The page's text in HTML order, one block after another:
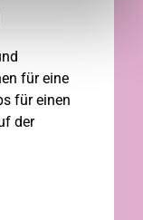
für eine
für einen
der